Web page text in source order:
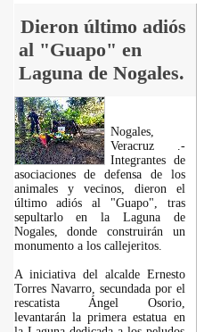
Dieron último adiós
al "Guapo" en
Laguna de Nogales.
Nogales,
Veracruz .-
Integrantes de
asociaciones de defensa de los
animales y vecinos, dieron el
último adiós al "Guapo", tras
sepultarlo en la Laguna de
Nogales, donde construirán un
monumento a los callejeritos.
A iniciativa del alcalde Ernesto
Torres Navarro, secundada por el
rescatista Ángel Osorio,
levantarán la primera estatua en